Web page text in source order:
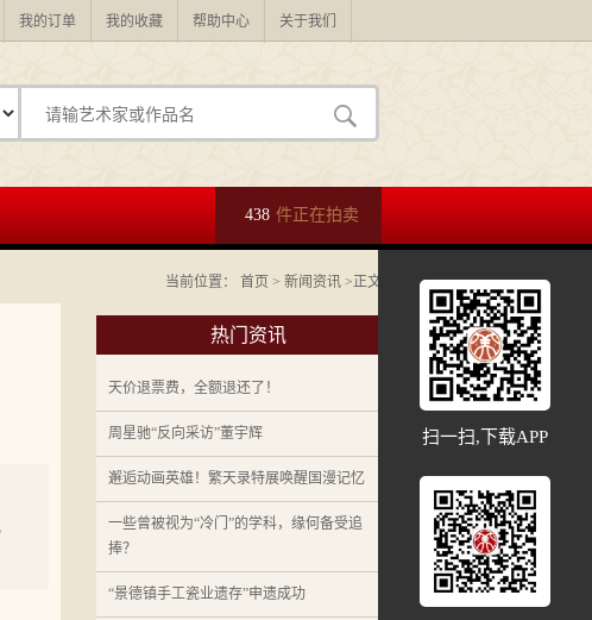
我的订单 我的收藏 帮助中心 关于我们
438 件正在拍卖
当前位置： 首页 > 新闻资讯 >正文
热门资讯
天价退票费，全额退还了！
周星驰“反向采访”董宇辉
邂逅动画英雄！繁天录特展唤醒国漫记忆
一些曾被视为“冷门”的学科，缘何备受追
捧？
“景德镇手工瓷业遗存”申遗成功
扫一扫,下载APP